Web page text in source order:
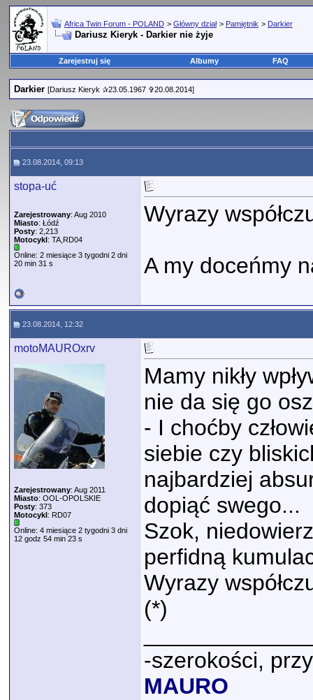
Africa Twin Forum - POLAND > Główny dział > Pamiętnik > Darkier
Dariusz Kieryk - Darkier nie żyje
Zarejestruj się Albumy FAQ
Darkier [Dariusz Kieryk ✰23.05.1967 ✞20.08.2014]
23.08.2014, 09:13
stopa-uć
Zarejestrowany: Aug 2010
Miasto: Łódź
Posty: 2,213
Motocykl: TA,RD04
Online: 2 miesiące 3 tygodni 2 dni
20 min 31 s
Wyrazy
A my doceńmy
23.08.2014, 12:32
motoMAUROxrv
Zarejestrowany: Aug 2011
Miasto: OOL-OPOLSKIE
Posty: 373
Motocykl: RD07
Online: 4 miesiące 2 tygodni 3 dni
12 godz 54 min 23 s
Mamy nikły
nie da się go
- I choćby
siebie czy
najbardziej
dopiąć swego...
Szok,
perfidną
Wyrazy
(*)
-szerokości,
MAURO